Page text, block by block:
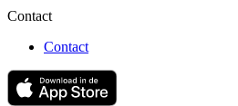
Contact
Contact